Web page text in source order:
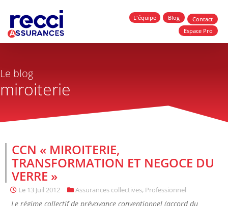
L'équipe Blog
Contact
Espace Pro
Le blog
miroiterie
CCN « MIROITERIE,
TRANSFORMATION ET NEGOCE DU
VERRE »
Le 13 Juil 2012 Assurances collectives, Professionnel
Le régime collectif de prévoyance conventionnel (accord du